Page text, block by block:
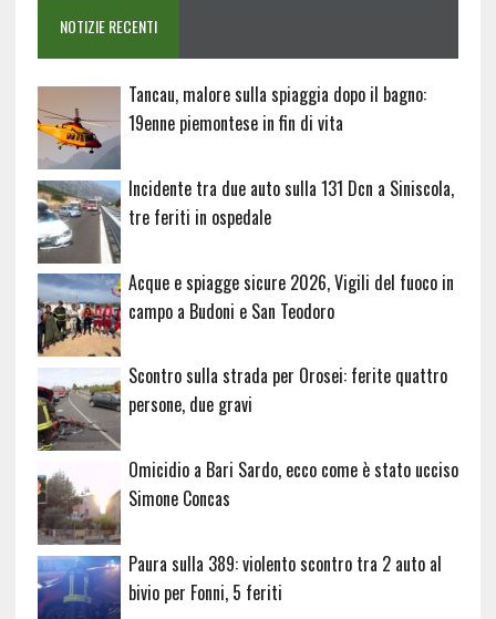
NOTIZIE RECENTI
Tancau, malore sulla spiaggia dopo il bagno:
19enne piemontese in fin di vita
Incidente tra due auto sulla 131 Dcn a Siniscola,
tre feriti in ospedale
Acque e spiagge sicure 2026, Vigili del fuoco in
campo a Budoni e San Teodoro
Scontro sulla strada per Orosei: ferite quattro
persone, due gravi
Omicidio a Bari Sardo, ecco come è stato ucciso
Simone Concas
Paura sulla 389: violento scontro tra 2 auto al
bivio per Fonni, 5 feriti